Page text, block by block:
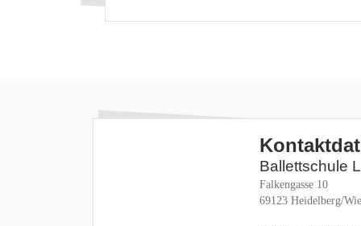
Ballettschule
Falkengasse 10
69123 Heidelberg/